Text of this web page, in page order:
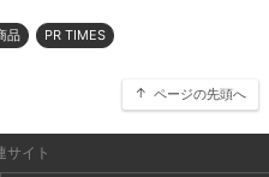
品 PR TIMES
ページの先頭へ
サイト